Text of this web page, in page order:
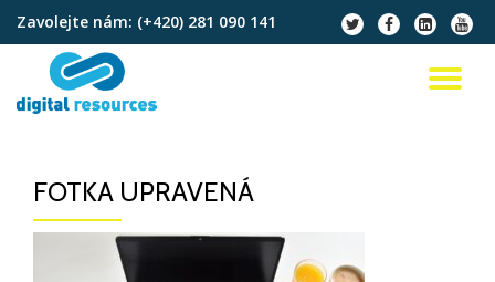
Přeskočit
obsah
Zavolejte nám: (+420) 281 090 141
fa-
twitter
fa-
facebook
fa-
linkedin-
square
fa-
FOTKA UPRAVENÁ